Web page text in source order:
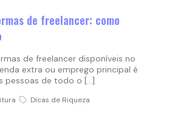
de freelancer: como
de freelancer disponíveis no
extra ou emprego principal é
pessoas de todo o […]
Dicas de Riqueza